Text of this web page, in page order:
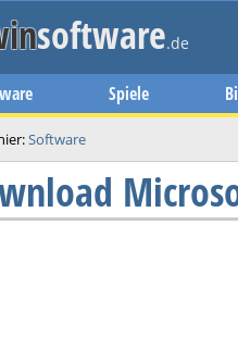
software.de
Spiele
Software